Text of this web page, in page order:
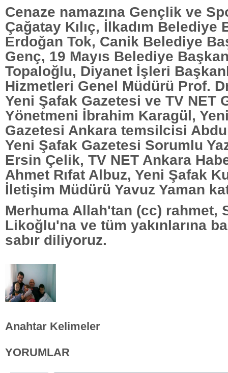
Cenaze namazına Gençlik ve
Çağatay Kılıç, İlkadım Belediye
Erdoğan Tok, Canik Belediye
Genç, 19 Mayıs Belediye
Topaloğlu, Diyanet İşleri
Hizmetleri Genel Müdürü Prof.
Yeni Şafak Gazetesi ve TV NET
Yönetmeni İbrahim Karagül,
Gazetesi Ankara temsilcisi
Yeni Şafak Gazetesi Sorumlu
Ersin Çelik, TV NET Ankara
Ahmet Rıfat Albuz, Yeni Şafak
İletişim Müdürü Yavuz Yaman
Merhuma Allah'tan (cc) rahmet,
Likoğlu'na ve tüm yakınlarına
sabır diliyoruz.
Anahtar Kelimeler
YORUMLAR